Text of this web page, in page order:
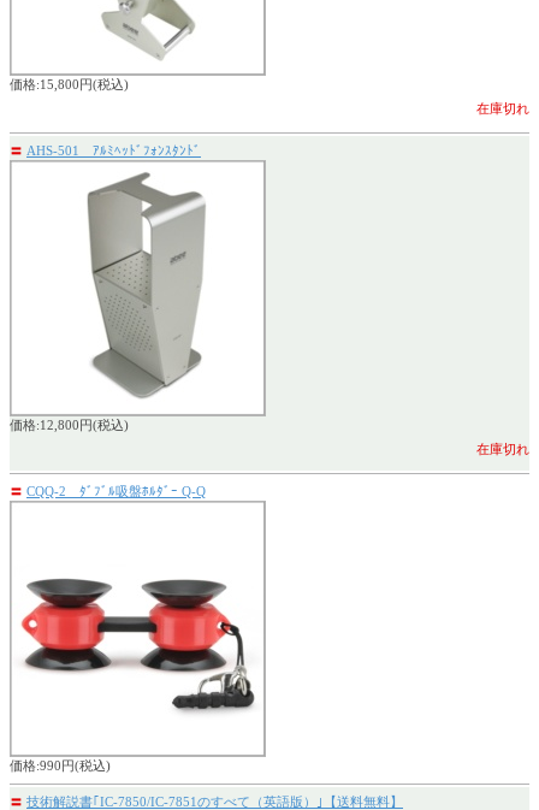
価格:15,800円(税込)
在庫切れ
〓 AHS-501 ｱﾙﾐﾍｯﾄﾞﾌｫﾝｽﾀﾝﾄﾞ
価格:12,800円(税込)
在庫切れ
〓 CQQ-2 ﾀﾞﾌﾞﾙ吸盤ﾎﾙﾀﾞｰ Q-Q
価格:990円(税込)
〓 技術解説書｢IC-7850/IC-7851のすべて（英語版）｣【送料無料】